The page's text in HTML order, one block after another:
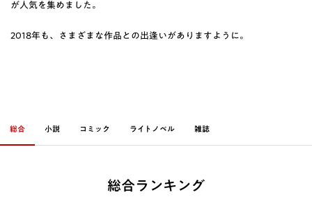
が人気を集めました。
2018年も、さまざまな作品との出逢いがありますように。
総合 小説 コミック ライトノベル 雑誌
総合ランキング